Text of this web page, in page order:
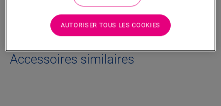
Téléchargements
Accessoires similaires
AUTORISER TOUS LES COOKIES